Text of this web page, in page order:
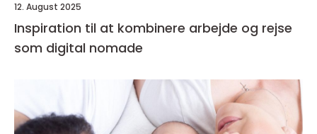
12. August 2025
Inspiration til at kombinere arbejde og rejse
som digital nomade